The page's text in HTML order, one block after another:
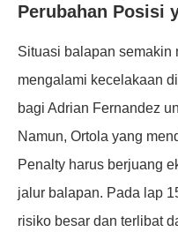
Perubahan Posisi
Situasi balapan semakin
mengalami kecelakaan
bagi Adrian Fernandez
Namun, Ortola yang
Penalty harus berjuang
jalur balapan. Pada lap
risiko besar dan terlibat